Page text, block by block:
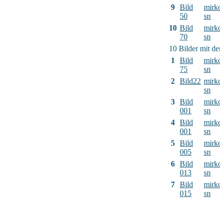
9 Bild
50
sn
10 Bild
70
sn
10 Bilder mit
1
Bild
75
sn
2 Bild22
sn
3 Bild
001
sn
4 Bild
001
sn
5 Bild
005
sn
6 Bild
013
sn
7 Bild
015
sn